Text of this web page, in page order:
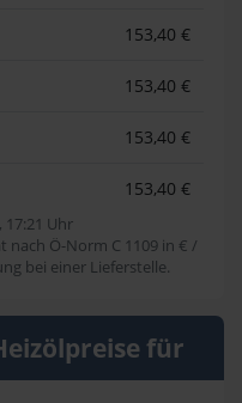
153,40 €
153,40 €
153,40 €
153,40 €
17:21 Uhr
nach Ö-Norm C 1109 in € /
bei einer Lieferstelle.
für